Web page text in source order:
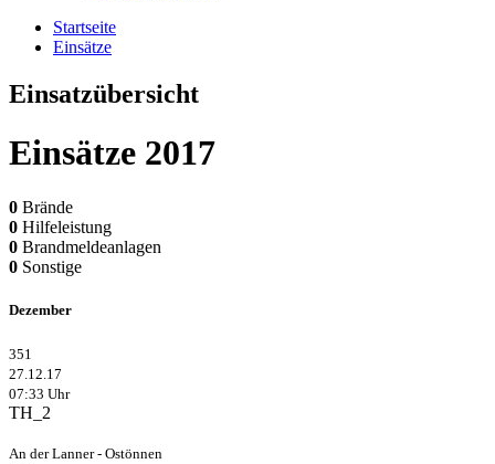
Startseite
Einsätze
Einsatzübersicht
Einsätze 2017
0 Brände
0 Hilfeleistung
0 Brandmeldeanlagen
0 Sonstige
Dezember
351
27.12.17
07:33 Uhr
TH_2
An der Lanner - Ostönnen